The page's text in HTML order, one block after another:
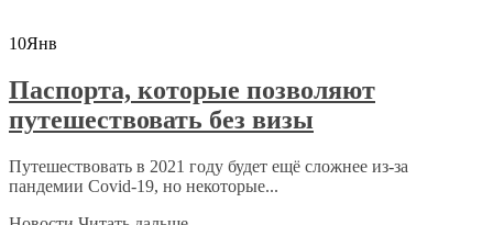
10Янв
Паспорта, которые позволяют
путешествовать без визы
Путешествовать в 2021 году будет ещё сложнее из-за
пандемии Covid-19, но некоторые...